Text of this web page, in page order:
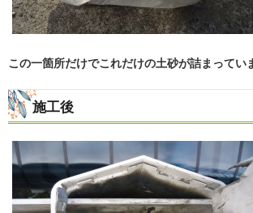
この一箇所だけでこれだけの土砂が詰まってい
施工後